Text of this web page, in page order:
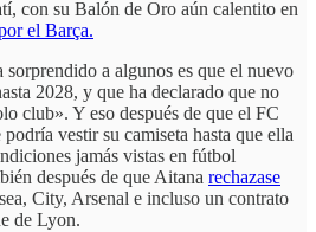
con su Balón de Oro aún calentito en
el Barça.
sorprendido a algunos es que el nuevo
2028, y que ha declarado que no
club». Y eso después de que el FC
vestir su camiseta hasta que ella
jamás vistas en fútbol
después de que Aitana rechazase
City, Arsenal e incluso un contrato
de Lyon.